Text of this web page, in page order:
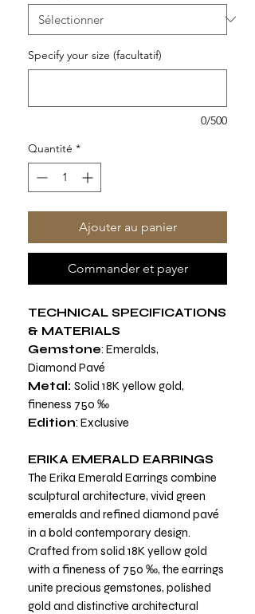
Specify your size (facultatif)
0/500
Quantité *
Ajouter au panier
Commander et payer
TECHNICAL SPECIFICATIONS
& MATERIALS
Gemstone: Emeralds,
Diamond Pavé
Metal: Solid 18K yellow gold,
fineness 750 ‰
Edition: Exclusive
ERIKA EMERALD EARRINGS
The Erika Emerald Earrings combine
sculptural architecture, vivid green
emeralds and refined diamond pavé
in a bold contemporary design.
Crafted from solid 18K yellow gold
with a fineness of 750 ‰, the earrings
unite precious gemstones, polished
gold and distinctive architectural